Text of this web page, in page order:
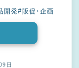
開発#販促・企画
日